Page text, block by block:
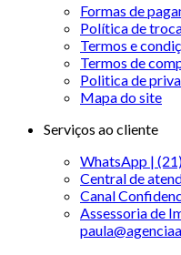
Formas de
Política de
Termos e
Termos de
Politica de
Mapa do site
Serviços ao cliente
WhatsApp |
Central de
Canal
Assessoria de